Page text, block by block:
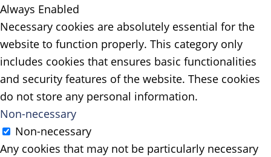
Always Enabled
Necessary cookies are absolutely essential for the
website to function properly. This category only
includes cookies that ensures basic functionalities
and security features of the website. These cookies
do not store any personal information.
Non-necessary
Non-necessary
Any cookies that may not be particularly necessary